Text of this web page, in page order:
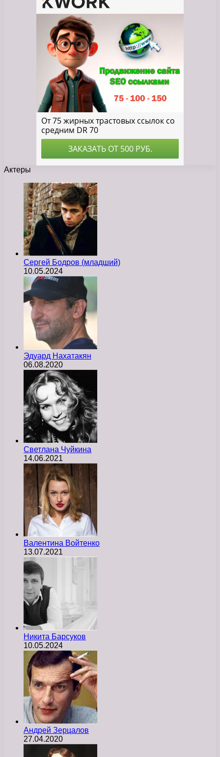
Актеры
Сергей Бодров (младший)
10.05.2024
Эдуард Нахатакян
06.08.2020
Светлана Чуйкина
14.06.2021
Валентина Войтенко
13.07.2021
Никита Барсуков
10.05.2024
Андрей Зерцалов
27.04.2020